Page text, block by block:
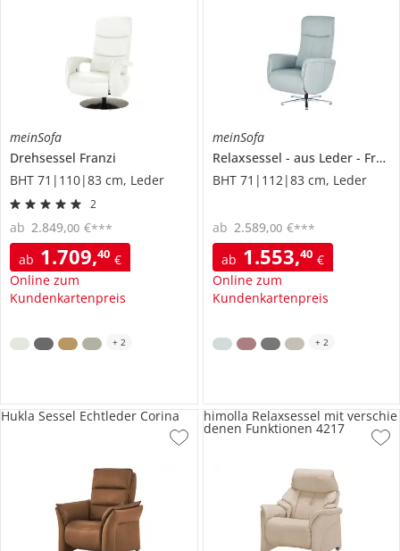
meinSofa
Drehsessel Franzi
BHT 71|110|83 cm, Leder
2
ab 1.709,40 €
Online zum
Kundenkartenpreis
ab 2.849,00 €***
+ 2
meinSofa
Relaxsessel
aus Leder
Franzi-L
BHT 71|112|83 cm, Leder
ab 1.553,40 €
Online zum
Kundenkartenpreis
ab 2.589,00 €***
+ 2
Hukla Sessel Echtleder Corina himolla Relaxsessel mit verschie
denen Funktionen 4217